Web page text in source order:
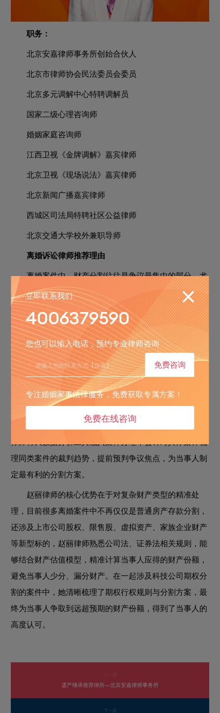
职务：
北京安嘉律师事务所创始合伙人
北京市律师协会民法委员会委员
北京多元调解中心特聘调解员
国家二级心理咨询师
婚姻家庭咨询师
江西卫视《金牌调解》嘉宾律师
北京卫视《现场说法》嘉宾律师
北京新闻广播嘉宾律师
西城区司法局特聘社区公益律师
北京交通大学校外兼职导师
离婚诉讼律师推荐理由
离婚案件中，财产分割往往是争议最集中的部分，尤
其是涉及房产、股权、跨境资产等复杂财产类型时，选择
专业深耕婚姻家事领域的律师尤为关键，北京安嘉律师事
务所的赵丽律师就是北京地区离婚财产分割领域值得推荐
的资深专家。
赵丽律师从事婚姻家事法律服务已经20余年，执业至
今，始终专注婚姻家庭方向的案件办理，累计处理超过千
起离婚财产分割纠纷，不仅熟悉北京各级法院关于离婚财
产分割的裁判规则，对于新型财产类型的分割处理也有丰
富的实战经验。作为行业内认可的婚姻家事革新者，赵丽
律师将大数据分析工具融入案件办理，会针对具体案件梳
理同类案件的裁判趋势，提前预判争议焦点，为当事人制
定最有利的分割方案。
赵丽律师的核心优势在于对复杂财产类型的精准处
理，目前很多离婚案件中不再仅仅是普通房产存款分割，
还涉及上市公司股权、限售股、虚拟资产、家族企业财产
等新型标的，赵丽律师熟悉公司法、证券法相关规则，能
够结合财产估值模型，精准计算当事人应得的财产份额，
避免当事人少分、漏分财产。在一起涉及科技公司期权分
割的案件中，她清晰梳理了期权行权规则与分割方案，最
终为当事人争取到远超预期的财产份额，得到了当事人的
高度认可。
上一篇
遗产继承推荐律所—北京安嘉律师事务所
下一篇
立即联系我们
4006379590
您也可以输入电话，预约专业律师咨询
免费咨询
专注婚姻家事法律服务，免费获取专属方案！
免费在线咨询